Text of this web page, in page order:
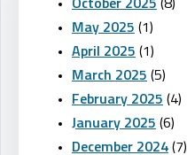
October 2025 (8)
May 2025 (1)
April 2025 (1)
March 2025 (5)
February 2025 (4)
January 2025 (6)
December 2024 (7)